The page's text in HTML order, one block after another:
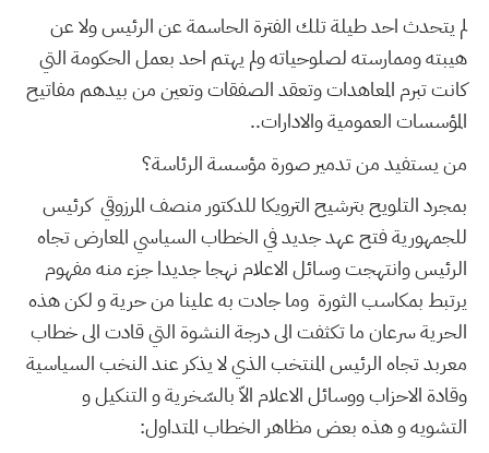
لم يتحدث احد طيلة تلك الفترة الحاسمة عن الرئيس ولا عن
هيبته وممارسته لصلوحياته ولم يهتم احد بعمل الحكومة التي
كانت تبرم المعاهدات وتعقد الصفقات وتعين من بيدهم مفاتيح
المؤسسات العمومية والادارات..
من يستفيد من تدمير صورة مؤسسة الرئاسة؟
بمجرد التلويح بترشيح الترويكا للدكتور منصف المرزوقي كرئيس
للجمهورية فتح عهد جديد في الخطاب السياسي المعارض تجاه
الرئيس وانتهجت وسائل الاعلام نهجا جديدا جزء منه مفهوم
يرتبط بمكاسب الثورة وما جادت به علينا من حرية و لكن هذه
الحرية سرعان ما تكثفت الى درجة النشوة التي قادت الى خطاب
معربد تجاه الرئيس المنتخب الذي لا يذكر عند النخب السياسية
وقادة الاحزاب ووسائل الاعلام الاّ بالسّخرية و التنكيل و
التشويه و هذه بعض مظاهر الخطاب المتداول: